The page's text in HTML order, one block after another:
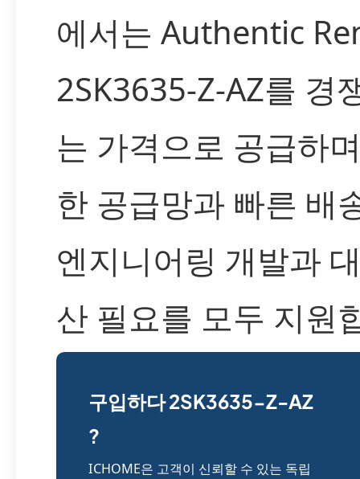
에서는 Authentic
2SK3635-Z-AZ를 경
는 가격으로 공급하
한 공급망과 빠른 배
엔지니어링 개발과
산 필요를 모두 지원
구입하다 2SK3635-Z-AZ
?
ICHOME은 고객이 신뢰할 수 있는 독립